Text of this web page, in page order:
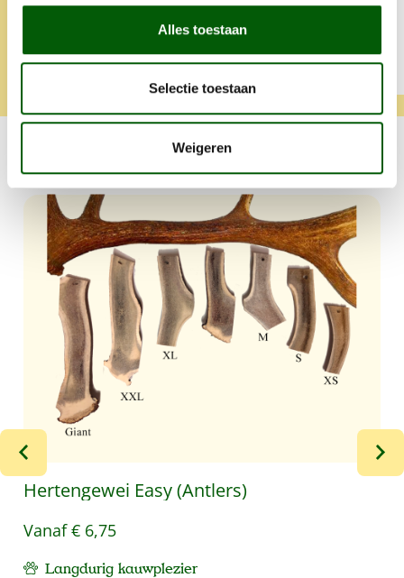
Alles toestaan
Selectie toestaan
Weigeren
Tamara Klara
Iets lekker voor jouw hond?
Productgalerij overslaan
Hertengewei Easy (Antlers)
Vanaf€ 6,75
Langdurig kauwplezier